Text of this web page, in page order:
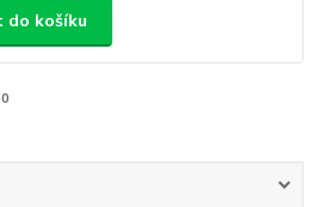
do košíku